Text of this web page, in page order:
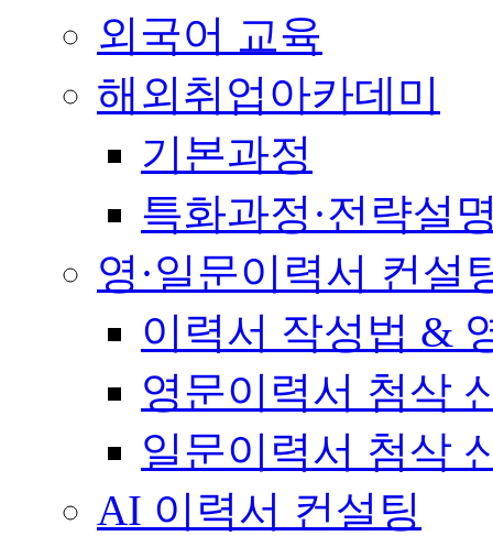
외국어 교육
해외취업아카데미
기본과정
특화과정·전략설
영·일문이력서 컨설
이력서 작성법 &
영문이력서 첨삭
일문이력서 첨삭
AI 이력서 컨설팅